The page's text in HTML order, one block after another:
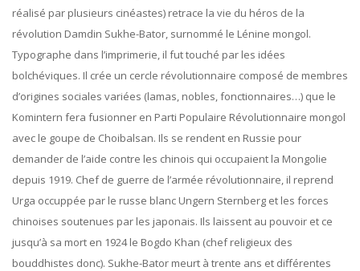
réalisé par plusieurs cinéastes) retrace la vie du héros de la
révolution Damdin Sukhe-Bator, surnommé le Lénine mongol.
Typographe dans l’imprimerie, il fut touché par les idées
bolchéviques. Il crée un cercle révolutionnaire composé de membres
d’origines sociales variées (lamas, nobles, fonctionnaires…) que le
Komintern fera fusionner en Parti Populaire Révolutionnaire mongol
avec le goupe de Choibalsan. Ils se rendent en Russie pour
demander de l’aide contre les chinois qui occupaient la Mongolie
depuis 1919. Chef de guerre de l’armée révolutionnaire, il reprend
Urga occuppée par le russe blanc Ungern Sternberg et les forces
chinoises soutenues par les japonais. Ils laissent au pouvoir et ce
jusqu’à sa mort en 1924 le Bogdo Khan (chef religieux des
bouddhistes donc). Sukhe-Bator meurt à trente ans et différentes